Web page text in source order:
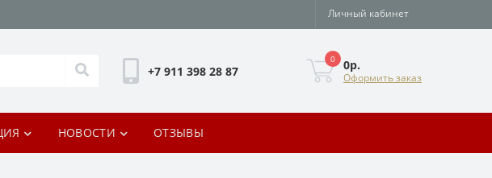
Личный кабинет
+7 911 398 28 87
0 0р.
Оформить заказ
НОВОСТИ ОТЗЫВЫ